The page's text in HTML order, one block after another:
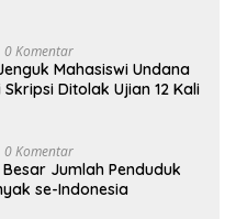
0 Komentar
Mahasiswi Undana
Ditolak Ujian 12 Kali
0 Komentar
Jumlah Penduduk
se-Indonesia